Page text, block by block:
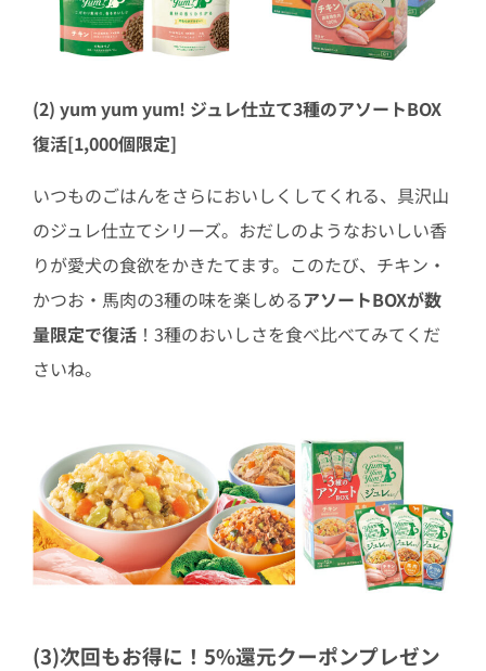
(2) yum yum yum! ジュレ仕立て3種のアソートBOX
復活[1,000個限定]
いつものごはんをさらにおいしくしてくれる、具沢山
のジュレ仕立てシリーズ。おだしのようなおいしい香
りが愛犬の食欲をかきたてます。このたび、チキン・
かつお・馬肉の3種の味を楽しめるアソートBOXが数
量限定で復活！3種のおいしさを食べ比べてみてくだ
さいね。
(3)次回もお得に！5%還元クーポンプレゼン